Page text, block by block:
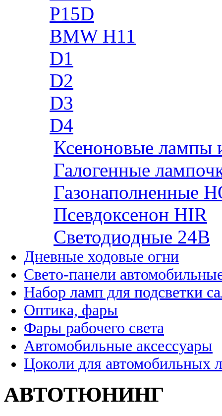
P15D
BMW H11
D1
D2
D3
D4
Ксеноновые лампы
Галогенные
Газонаполненные
Псевдоксенон HIR
Cветодиодные 24B
Дневные ходовые огни
Свето-панели
Набор ламп для подсветки
Оптика, фары
Фары рабочего света
Автомобильные аксессуары
Цоколи для автомобильных
АВТОТЮНИНГ